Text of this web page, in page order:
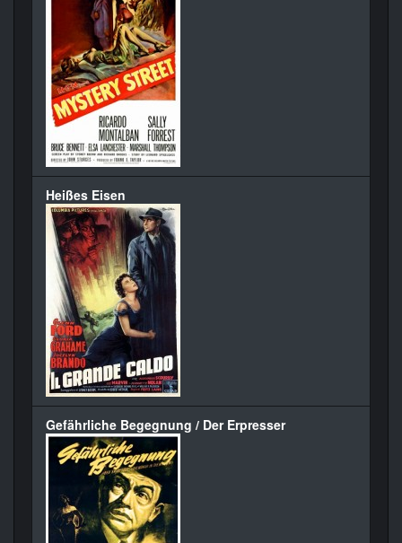
Heißes Eisen
Gefährliche Begegnung / Der Erpresser